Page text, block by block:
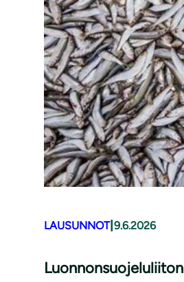
LAUSUNNOT| 9.6.2026